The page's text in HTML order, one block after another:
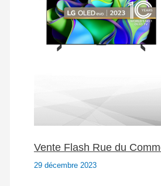
Vente Flash Rue du
29 décembre 2023